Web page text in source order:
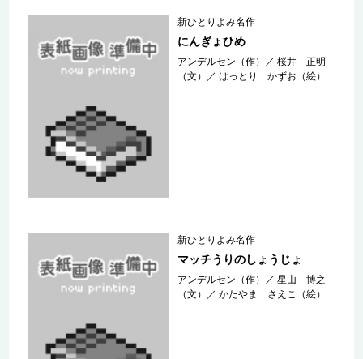
新ひとりよみ名作
にんぎょひめ
アンデルセン（作） ／桜井 正明
（文）
／はっとり かずお（絵）
新ひとりよみ名作
マッチうりのしょうじょ
アンデルセン（作） ／星山 博之
（文）
／かたやま さえこ（絵）